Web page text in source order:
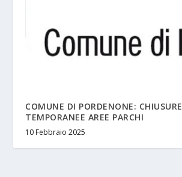
COMUNE DI PORDENONE: CHIUSURE
TEMPORANEE AREE PARCHI
10 Febbraio 2025